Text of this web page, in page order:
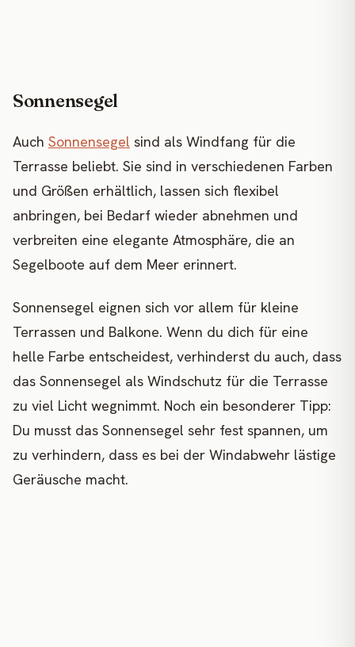
Sonnensegel
Auch Sonnensegel sind als Windfang für die
Terrasse beliebt. Sie sind in verschiedenen Farben
und Größen erhältlich, lassen sich flexibel
anbringen, bei Bedarf wieder abnehmen und
verbreiten eine elegante Atmosphäre, die an
Segelboote auf dem Meer erinnert.
Sonnensegel eignen sich vor allem für kleine
Terrassen und Balkone. Wenn du dich für eine
helle Farbe entscheidest, verhinderst du auch, dass
das Sonnensegel als Windschutz für die Terrasse
zu viel Licht wegnimmt. Noch ein besonderer Tipp:
Du musst das Sonnensegel sehr fest spannen, um
zu verhindern, dass es bei der Windabwehr lästige
Geräusche macht.